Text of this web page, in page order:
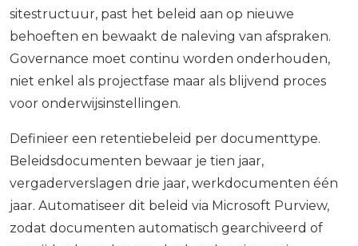
sitestructuur, past het beleid aan op nieuwe
behoeften en bewaakt de naleving van afspraken.
Governance moet continu worden onderhouden,
niet enkel als projectfase maar als blijvend proces
voor onderwijsinstellingen.
Definieer een retentiebeleid per documenttype.
Beleidsdocumenten bewaar je tien jaar,
vergaderverslagen drie jaar, werkdocumenten één
jaar. Automatiseer dit beleid via Microsoft Purview,
zodat documenten automatisch gearchiveerd of